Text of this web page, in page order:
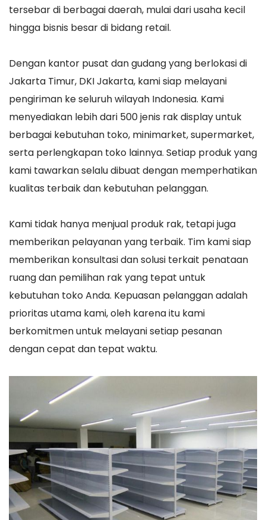
tersebar di berbagai daerah, mulai dari usaha kecil
hingga bisnis besar di bidang retail.
Dengan kantor pusat dan gudang yang berlokasi di
Jakarta Timur, DKI Jakarta, kami siap melayani
pengiriman ke seluruh wilayah Indonesia. Kami
menyediakan lebih dari 500 jenis rak display untuk
berbagai kebutuhan toko, minimarket, supermarket,
serta perlengkapan toko lainnya. Setiap produk yang
kami tawarkan selalu dibuat dengan memperhatikan
kualitas terbaik dan kebutuhan pelanggan.
Kami tidak hanya menjual produk rak, tetapi juga
memberikan pelayanan yang terbaik. Tim kami siap
memberikan konsultasi dan solusi terkait penataan
ruang dan pemilihan rak yang tepat untuk
kebutuhan toko Anda. Kepuasan pelanggan adalah
prioritas utama kami, oleh karena itu kami
berkomitmen untuk melayani setiap pesanan
dengan cepat dan tepat waktu.